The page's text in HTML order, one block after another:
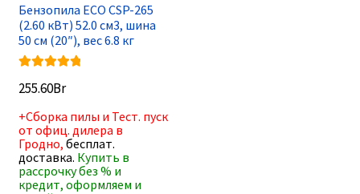
Бензопила ECO CSP-265
(2.60 кВт) 52.0 см3, шина
50 см (20″), вес 6.8 кг
из 5
255.60Br
+Сборка пилы и Тест. пуск
от офиц. дилера в
Гродно, бесплат.
доставка. Купить в
рассрочку без % и
кредит, оформляем и